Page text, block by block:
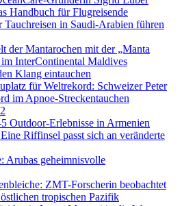
Handbuch für Flugreisende
in Saudi-Arabien führen
der Mantarochen mit der „Manta
InterContinental Maldives
Klang eintauchen
für Weltrekord: Schweizer Peter
im Apnoe-Streckentauchen
Outdoor-Erlebnisse in Armenien
Riffinsel passt sich an veränderte
Arubas geheimnisvolle
ZMT-Forscherin beobachtet
tropischen Pazifik